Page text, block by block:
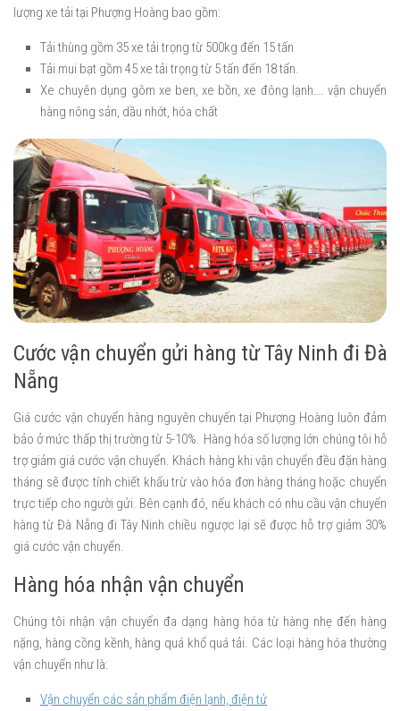
lượng xe tải tại Phượng Hoàng bao gồm:
Tải thùng gồm 35 xe tải trọng từ 500kg đến 15 tấn
Tải mui bạt gồm 45 xe tải trọng từ 5 tấn đến 18 tấn.
Xe chuyên dụng gôm xe ben, xe bồn, xe đông lạnh…. vận chuyển
hàng nông sản, dầu nhớt, hóa chất
Cước vận chuyển gửi hàng từ Tây Ninh đi Đà
Nẵng
Giá cước vận chuyển hàng nguyên chuyến tại Phượng Hoàng luôn đảm
bảo ở mức thấp thị trường từ 5-10%. Hàng hóa số lượng lớn chúng tôi hỗ
trợ giảm giá cước vận chuyển. Khách hàng khi vận chuyển đều đặn hàng
tháng sẽ được tính chiết khấu trừ vào hóa đơn hàng tháng hoặc chuyển
trực tiếp cho người gửi. Bên cạnh đó, nếu khách có nhu cầu vận chuyển
hàng từ Đà Nẵng đi Tây Ninh chiều ngược lại sẽ được hỗ trợ giảm 30%
giá cước vận chuyển.
Hàng hóa nhận vận chuyển
Chúng tôi nhận vận chuyển đa dạng hàng hóa từ hàng nhẹ đến hàng
nặng, hàng cồng kềnh, hàng quá khổ quá tải. Các loại hàng hóa thường
vận chuyển như là:
Vận chuyển các sản phẩm điện lạnh, điện tử